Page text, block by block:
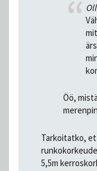
Öö,
Tarkoitatko,
5,5m